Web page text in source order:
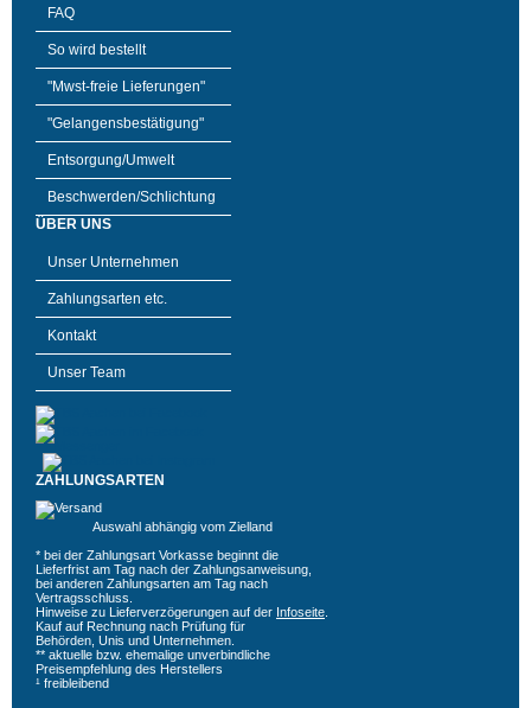
FAQ
So wird bestellt
"Mwst-freie Lieferungen"
"Gelangensbestätigung"
Entsorgung/Umwelt
Beschwerden/Schlichtung
ÜBER UNS
Unser Unternehmen
Zahlungsarten etc.
Kontakt
Unser Team
ZAHLUNGSARTEN
Auswahl abhängig vom Zielland
* bei der Zahlungsart Vorkasse beginnt die
Lieferfrist am Tag nach der Zahlungsanweisung,
bei anderen Zahlungsarten am Tag nach
Vertragsschluss.
Hinweise zu Lieferverzögerungen auf der Infoseite
Kauf auf Rechnung nach Prüfung für
Behörden, Unis und Unternehmen.
** aktuelle bzw. ehemalige unverbindliche
Preisempfehlung des Herstellers
¹ freibleibend